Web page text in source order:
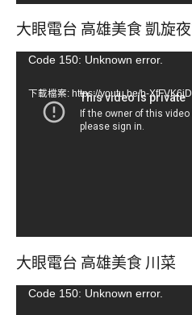
大眼電台 高雄美食 凱旋
視Code 150: Unknown error.
下載檔案: https://youtu.be/b-
大眼電台 高雄美食 川菜
視Code 150: Unknown error.